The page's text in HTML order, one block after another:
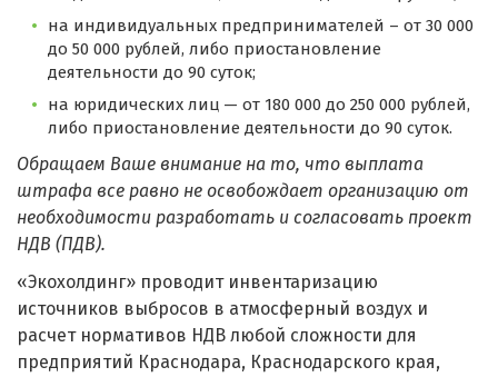
на индивидуальных предпринимателей – от 30 000
до 50 000 рублей, либо приостановление
деятельности до 90 суток;
на юридических лиц — от 180 000 до 250 000 рублей,
либо приостановление деятельности до 90 суток.
Обращаем Ваше внимание на то, что выплата
штрафа все равно не освобождает организацию от
необходимости разработать и согласовать проект
НДВ (ПДВ).
«Экохолдинг» проводит инвентаризацию
источников выбросов в атмосферный воздух и
расчет нормативов НДВ любой сложности для
предприятий Краснодара, Краснодарского края,